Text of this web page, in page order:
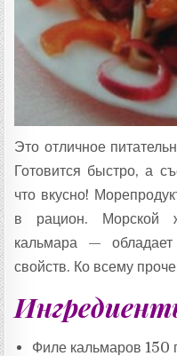
Это отличное
Готовится быстро, а
что вкусно!
в рацион. Морской
кальмара —
свойств. Ко всему
Филе кальмаров 150